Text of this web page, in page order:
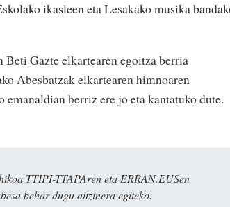
ikasleen eta Lesakako musika
Beti Gazte elkartearen egoitza berria
Abesbatzak elkartearen himnoaren
emanaldian berriz ere jo eta kantatuko dute.
TTIPI-TTAPAren eta ERRAN.EUSen
behar dugu aitzinera egiteko.